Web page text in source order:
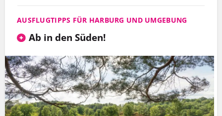
AUSFLUGTIPPS FÜR HARBURG UND UMGEBUNG
Ab in den Süden!